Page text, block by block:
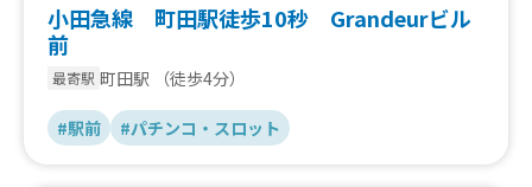
小田急線 町田駅徒歩10秒 Grandeurビル
前
最寄駅 町田駅 （徒歩4分）
#駅前 #パチンコ・スロット